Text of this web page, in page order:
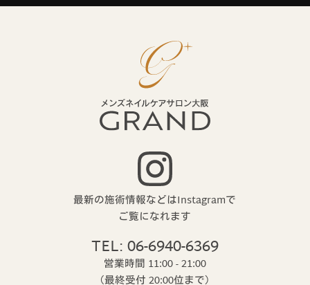
最新の施術情報などはInstagramで
ご覧になれます
TEL: 06-6940-6369
営業時間 11:00 - 21:00
（最終受付 20:00位まで）